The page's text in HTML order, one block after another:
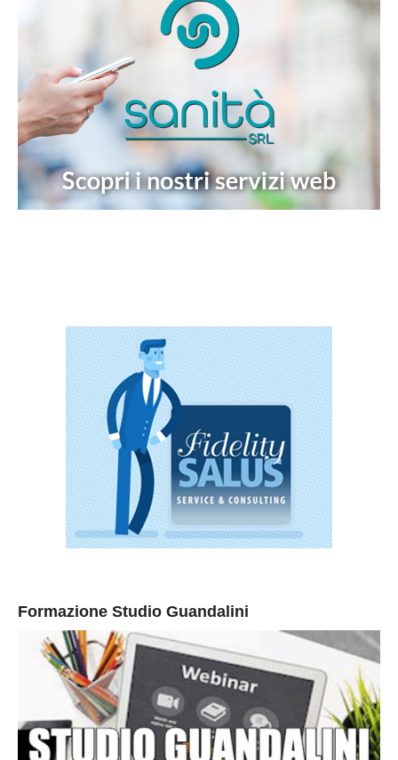
Formazione Studio Guandalini